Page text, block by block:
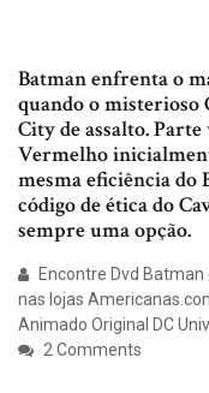
Batman enfrenta o
quando o misterioso
City de assalto.
Vermelho
mesma eficiência do
código de ética do
sempre uma opção.
Encontre Dvd
nas lojas
Animado Original DC
2 Comments